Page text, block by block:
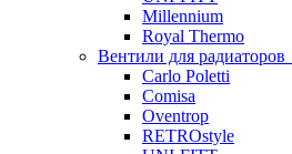
Millennium
Royal Thermo
Вентили для радиаторов
Carlo Poletti
Comisa
Oventrop
RETROstyle